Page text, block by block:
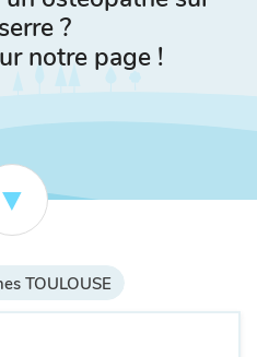
?
notre page !
TOULOUSE